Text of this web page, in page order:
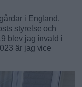
i England.
styrelse och
blev jag invald i
är jag vice